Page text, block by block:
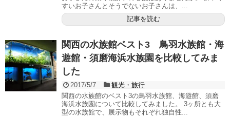
すいお子さんとそうでないお子さんは、...
記事を読む
関西の水族館ベスト3 鳥羽水族館・海
遊館・須磨海浜水族園を比較してみま
した
2017/5/7
観光・旅行
関西の水族館のベスト3の鳥羽水族館、海遊館、須磨
海浜水族園について比較してみました。 3ヶ所とも大
型の水族館で、展示物もそれぞれ独自性...